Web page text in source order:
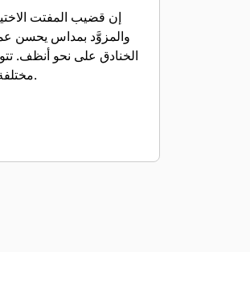
إن قضيب المفتت
والمزوَّد بمداس يحسن
الخنادق على نحو أنظف.
مختلفة لتلائم عرض الخندق.